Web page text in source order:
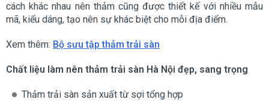
cách khác nhau nên thảm cũng được thiết kế với nhiều mẫu
mã, kiểu dáng, tạo nên sự khác biệt cho mỗi địa điểm.
Xem thêm: Bộ sưu tập thảm trải sàn
Chất liệu làm nên thảm trải sàn Hà Nội đẹp, sang trọng
Thảm trải sàn sản xuất từ sợi tổng hợp